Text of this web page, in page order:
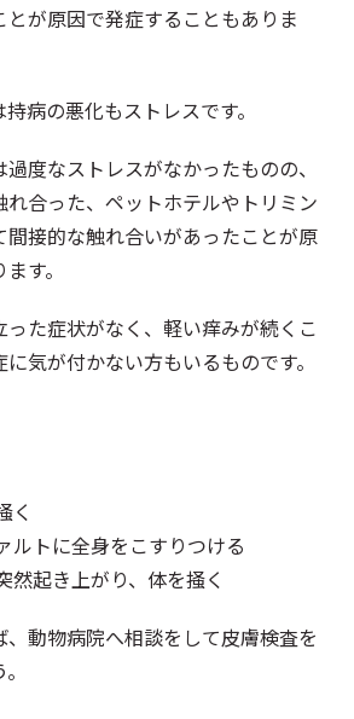
とが原因で発症することもありま
病の悪化もストレスです。
度なストレスがなかったものの、
合った、ペットホテルやトリミン
間接的な触れ合いがあったことが原
す。
た症状がなく、軽い痒みが続くこ
気が付かない方もいるものです。
く
ルトに全身をこすりつける
然起き上がり、体を掻く
、動物病院へ相談をして皮膚検査を